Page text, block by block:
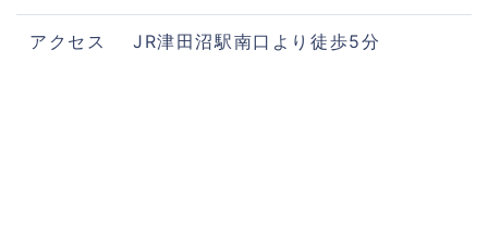
アクセス JR津田沼駅南口より徒歩5分